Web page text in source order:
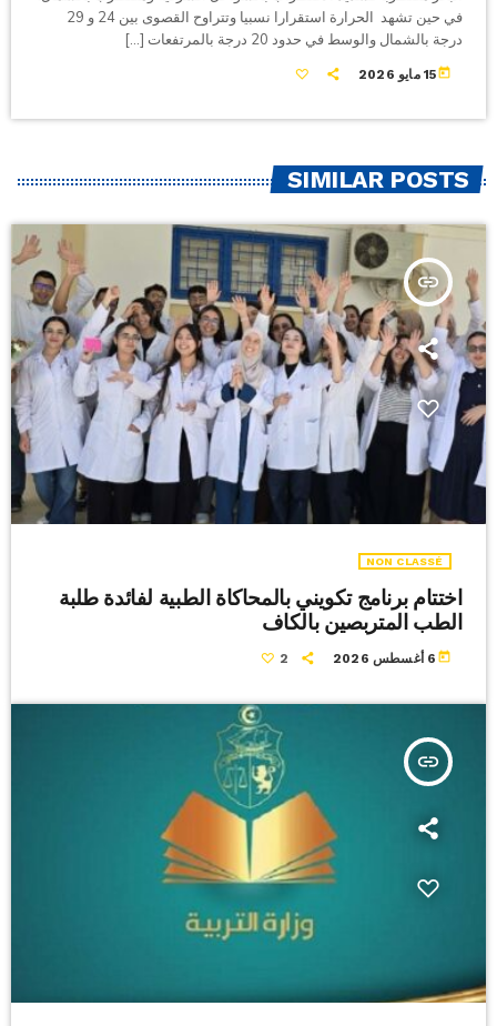
في حين تشهد الحرارة استقرارا نسبيا وتتراوح القصوى بين 24 و 29
درجة بالشمال والوسط في حدود 20 درجة بالمرتفعات […]
today15 مايو 2026
SIMILAR POSTS
insert_link
NON CLASSÉ
اختتام برنامج تكويني بالمحاكاة الطبية لفائدة طلبة
الطب المتربصين بالكاف
today 6 أغسطس 2026 2
insert_link